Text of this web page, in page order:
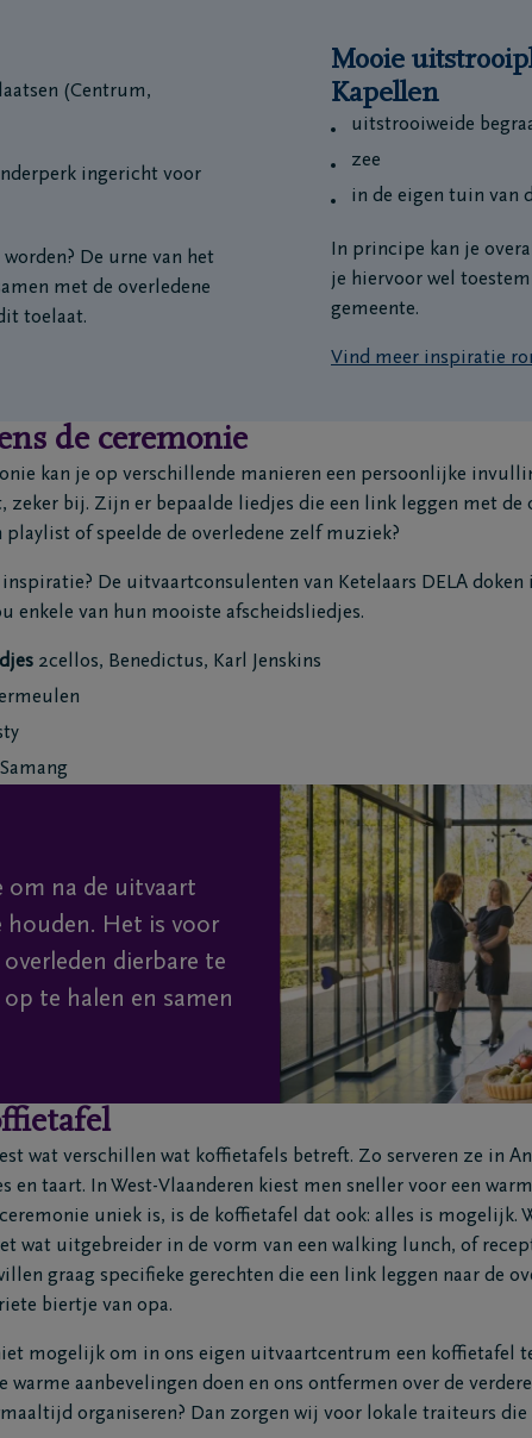
(Centrum,
ingericht voor
De urne van het
met de overledene
toelaat.
Mooie
Kapellen
uitstrooiweide
zee
in de eigen tuin van
In principe kan je
je hiervoor wel
gemeente.
Vind meer inspiratie
de ceremonie
kan je op verschillende manieren een persoonlijke
zeker bij. Zijn er bepaalde liedjes die een link leggen met de
of speelde de overledene zelf muziek?
De uitvaartconsulenten van Ketelaars DELA
enkele van hun mooiste afscheidsliedjes.
2cellos, Benedictus, Karl Jenskins
om na de uitvaart
Het is voor
dierbare te
te halen en samen
wat verschillen wat koffietafels betreft. Zo serveren ze in
en taart. In West-Vlaanderen kiest men sneller voor een
uniek is, is de koffietafel dat ook: alles is mogelijk.
wat uitgebreider in de vorm van een walking lunch, of
graag specifieke gerechten die een link leggen naar de
biertje van opa.
mogelijk om in ons eigen uitvaartcentrum een koffietafel
warme aanbevelingen doen en ons ontfermen over de
organiseren? Dan zorgen wij voor lokale traiteurs die